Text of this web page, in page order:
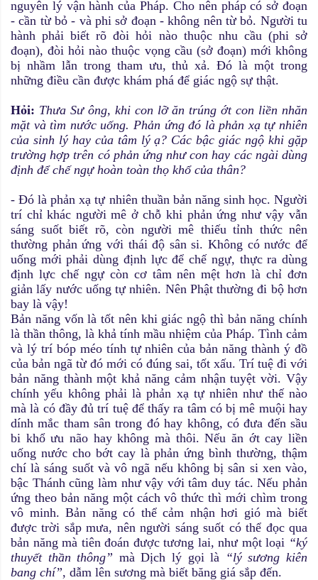
nguyên lý vận hành của Pháp. Cho nên pháp có sở đoạn
- cần từ bỏ - và phi sở đoạn - không nên từ bỏ. Người tu
hành phải biết rõ đòi hỏi nào thuộc nhu cầu (phi sở
đoạn), đòi hỏi nào thuộc vọng cầu (sở đoạn) mới không
bị nhầm lẫn trong tham ưu, thủ xả. Đó là một trong
những điều cần được khám phá để giác ngộ sự thật.
Hỏi: Thưa Sư ông, khi con lỡ ăn trúng ớt con liền nhăn
mặt và tìm nước uống. Phản ứng đó là phản xạ tự nhiên
của sinh lý hay của tâm lý ạ? Các bậc giác ngộ khi gặp
trường hợp trên có phản ứng như con hay các ngài dùng
định để chế ngự hoàn toàn thọ khổ của thân?
- Đó là phản xạ tự nhiên thuần bản năng sinh học. Người
trí chỉ khác người mê ở chỗ khi phản ứng như vậy vẫn
sáng suốt biết rõ, còn người mê thiếu tỉnh thức nên
thường phản ứng với thái độ sân si. Không có nước để
uống mới phải dùng định lực để chế ngự, thực ra dùng
định lực chế ngự còn cơ tâm nên mệt hơn là chỉ đơn
giản lấy nước uống tự nhiên. Nên Phật thường đi bộ hơn
bay là vậy!
Bản năng vốn là tốt nên khi giác ngộ thì bản năng chính
là thần thông, là khả tính mầu nhiệm của Pháp. Tình cảm
và lý trí bóp méo tính tự nhiên của bản năng thành ý đồ
của bản ngã từ đó mới có đúng sai, tốt xấu. Trí tuệ đi với
bản năng thành một khả năng cảm nhận tuyệt vời. Vậy
chính yếu không phải là phản xạ tự nhiên như thế nào
mà là có đầy đủ trí tuệ để thấy ra tâm có bị mê muội hay
dính mắc tham sân trong đó hay không, có đưa đến sầu
bi khổ ưu não hay không mà thôi. Nếu ăn ớt cay liền
uống nước cho bớt cay là phản ứng bình thường, thậm
chí là sáng suốt và vô ngã nếu không bị sân si xen vào,
bậc Thánh cũng làm như vậy với tâm duy tác. Nếu phản
ứng theo bản năng một cách vô thức thì mới chìm trong
vô minh. Bản năng có thể cảm nhận hơi gió mà biết
được trời sắp mưa, nên người sáng suốt có thể đọc qua
bản năng mà tiên đoán được tương lai, như một loại “ký
thuyết thần thông” mà Dịch lý gọi là “lý sương kiên
bang chí”, dẫm lên sương mà biết băng giá sắp đến.